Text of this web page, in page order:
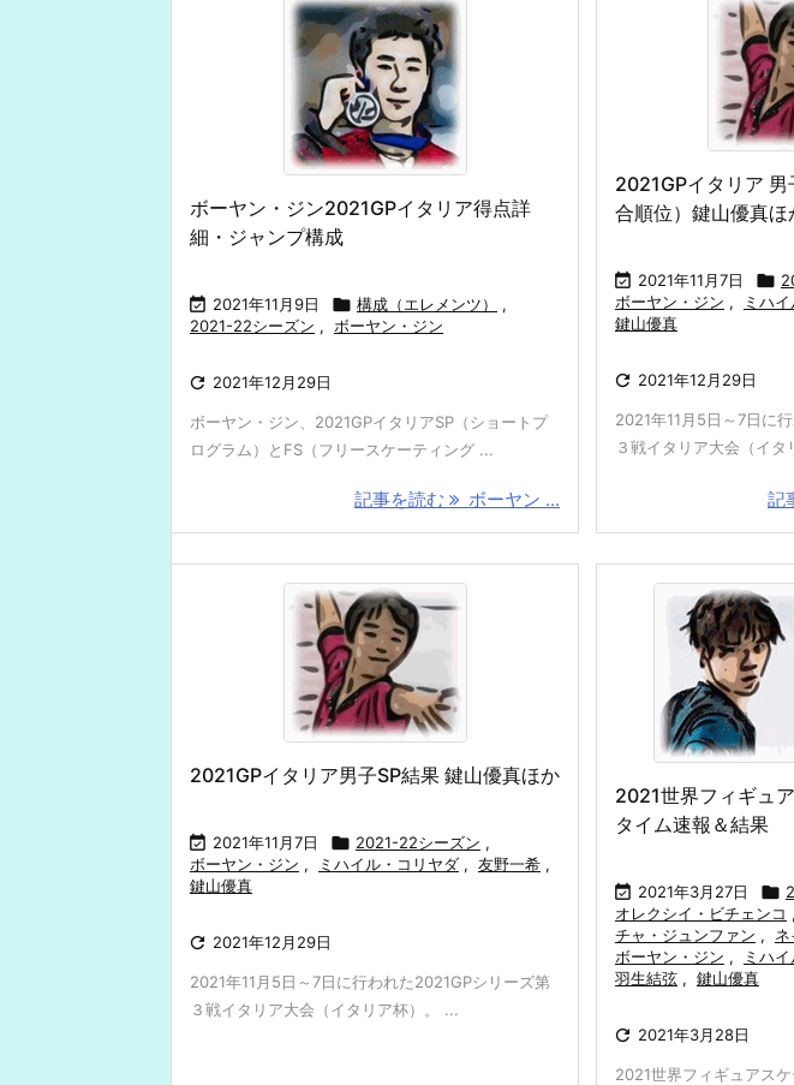
ボーヤン・ジン2021GPイタリア得点詳
細・ジャンプ構成
 2021年11月9日  構成（エレメンツ）
,
2021-22シーズン , ボーヤン・ジン
 2021年12月29日
ボーヤン・ジン、2021GPイタリアSP（ショートプ
ログラム）とFS（フリースケーティング ...
記事を読む ボーヤン ...
2021GPイタリア
合順位）鍵山優真ほ
 2021年11月7日 
ボーヤン・ジン , ミハ
鍵山優真
 2021年12月29日
2021年11月5日～7日に
３戦イタリア大会（イタ
記
2021GPイタリア男子SP結果 鍵山優真ほか
 2021年11月7日  2021-22シーズン ,
ボーヤン・ジン , ミハイル・コリヤダ , 友野一希 ,
鍵山優真
 2021年12月29日
2021年11月5日～7日に行われた2021GPシリーズ第
３戦イタリア大会（イタリア杯）。 ...
2021世界フィギュ
タイム速報＆結果
 2021年3月27日 
オレクシイ・ビチェンコ ,
チャ・ジュンファン ,
ボーヤン・ジン , ミハ
羽生結弦 , 鍵山優真
 2021年3月28日
2021世界フィギュアス